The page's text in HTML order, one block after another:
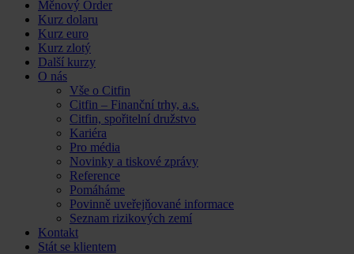
Měnový Order
Kurz dolaru
Kurz euro
Kurz zlotý
Další kurzy
O nás
Vše o Citfin
Citfin – Finanční trhy, a.s.
Citfin, spořitelní družstvo
Kariéra
Pro média
Novinky a tiskové zprávy
Reference
Pomáháme
Povinně uveřejňované informace
Seznam rizikových zemí
Kontakt
Stát se klientem